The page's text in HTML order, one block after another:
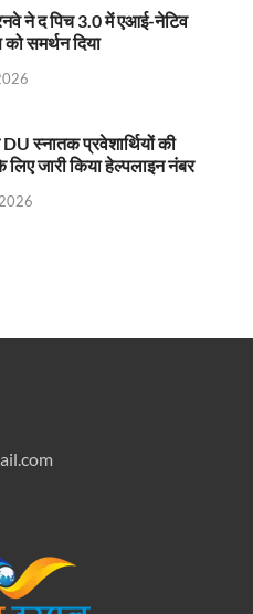
ने द पिच 3.0 में एआई-नेटिव
को समर्थन दिया
स्नातक प्रवेशार्थियों की
लिए जारी किया हेल्पलाइन नंबर